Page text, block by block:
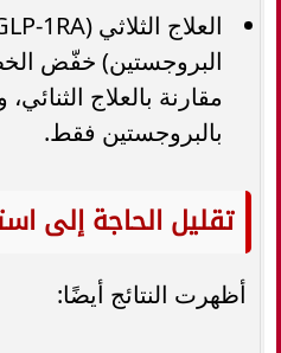
بالبروجستين فقط.
تقليل الحاجة إلى
أظهرت النتائج أيضًا: